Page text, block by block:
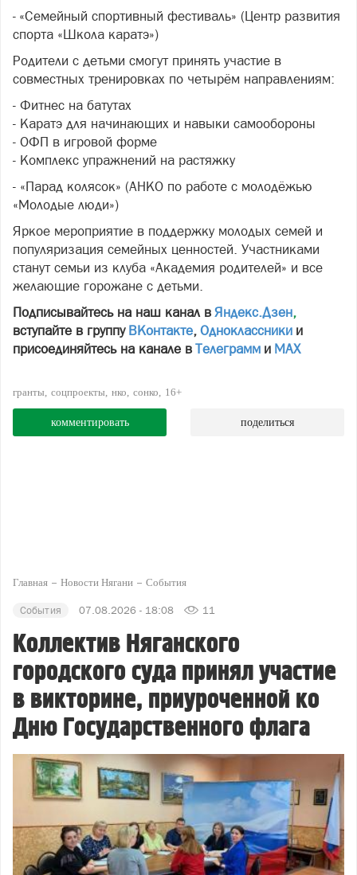
- «Семейный спортивный фестиваль» (Центр развития
спорта «Школа каратэ»)
Родители с детьми смогут принять участие в
совместных тренировках по четырём направлениям:
- Фитнес на батутах
- Каратэ для начинающих и навыки самообороны
- ОФП в игровой форме
- Комплекс упражнений на растяжку
- «Парад колясок» (АНКО по работе с молодёжью
«Молодые люди»)
Яркое мероприятие в поддержку молодых семей и
популяризация семейных ценностей. Участниками
станут семьи из клуба «Академия родителей» и все
желающие горожане с детьми.
Подписывайтесь на наш канал в Яндекс.Дзен,
вступайте в группу ВКонтакте, Одноклассники и
присоединяйтесь на канале в Телеграмм и МАХ
гранты соцпроекты нко сонко 16+
комментировать поделиться
Главная Новости Нягани События
События 07.08.2026 - 18:08 11
Коллектив Няганского
городского суда принял участие
в викторине, приуроченной ко
Дню Государственного флага